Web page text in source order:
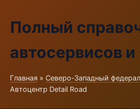
Полный
автосервисов
Главная » Северо-Западный
Автоцентр Detail Road